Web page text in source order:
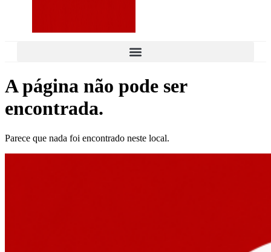
A página não pode ser
encontrada.
Parece que nada foi encontrado neste local.